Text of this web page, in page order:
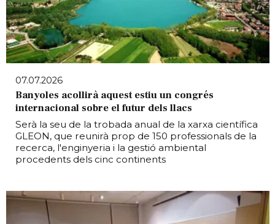
07.07.2026
Banyoles acollirà aquest estiu un congrés
internacional sobre el futur dels llacs
Serà la seu de la trobada anual de la xarxa científica
GLEON, que reunirà prop de 150 professionals de la
recerca, l'enginyeria i la gestió ambiental
procedents dels cinc continents